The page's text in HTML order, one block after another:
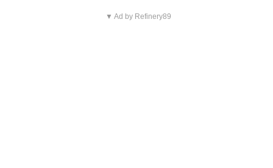
▼ Ad by Refinery89